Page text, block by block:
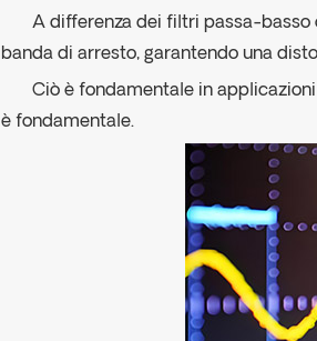
A differenza dei filtri passa-basso
banda di arresto, garantendo una
Ciò è fondamentale in
è fondamentale.